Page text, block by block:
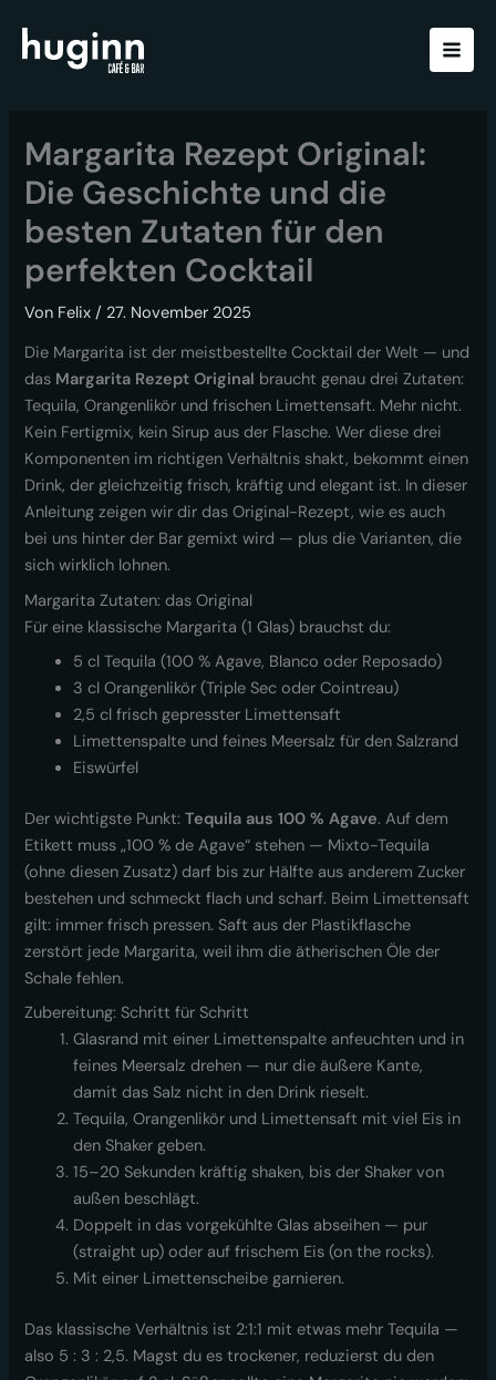
Inhalt
springen
Margarita Rezept Original:
Die Geschichte und die
besten Zutaten für den
perfekten Cocktail
Von Felix/ 27. November 2025
Die Margarita ist der meistbestellte Cocktail der Welt — und
das Margarita Rezept Original braucht genau drei Zutaten:
Tequila, Orangenlikör und frischen Limettensaft. Mehr nicht.
Kein Fertigmix, kein Sirup aus der Flasche. Wer diese drei
Komponenten im richtigen Verhältnis shakt, bekommt einen
Drink, der gleichzeitig frisch, kräftig und elegant ist. In dieser
Anleitung zeigen wir dir das Original-Rezept, wie es auch
bei uns hinter der Bar gemixt wird — plus die Varianten, die
sich wirklich lohnen.
Margarita Zutaten: das Original
Für eine klassische Margarita (1 Glas) brauchst du:
5 cl Tequila (100 % Agave, Blanco oder Reposado)
3 cl Orangenlikör (Triple Sec oder Cointreau)
2,5 cl frisch gepresster Limettensaft
Limettenspalte und feines Meersalz für den Salzrand
Eiswürfel
Der wichtigste Punkt:Tequila aus 100 % Agave. Auf dem
Etikett muss „100 % de Agave“ stehen — Mixto-Tequila
(ohne diesen Zusatz) darf bis zur Hälfte aus anderem Zucker
bestehen und schmeckt flach und scharf. Beim Limettensaft
gilt: immer frisch pressen. Saft aus der Plastikflasche
zerstört jede Margarita, weil ihm die ätherischen Öle der
Schale fehlen.
Zubereitung: Schritt für Schritt
Glasrand mit einer Limettenspalte anfeuchten und in
feines Meersalz drehen — nur die äußere Kante,
damit das Salz nicht in den Drink rieselt.
Tequila, Orangenlikör und Limettensaft mit viel Eis in
den Shaker geben.
15–20 Sekunden kräftig shaken, bis der Shaker von
außen beschlägt.
Doppelt in das vorgekühlte Glas abseihen — pur
(straight up) oder auf frischem Eis (on the rocks).
Mit einer Limettenscheibe garnieren.
Das klassische Verhältnis ist 2:1:1 mit etwas mehr Tequila —
also 5 : 3 : 2,5. Magst du es trockener, reduzierst du den